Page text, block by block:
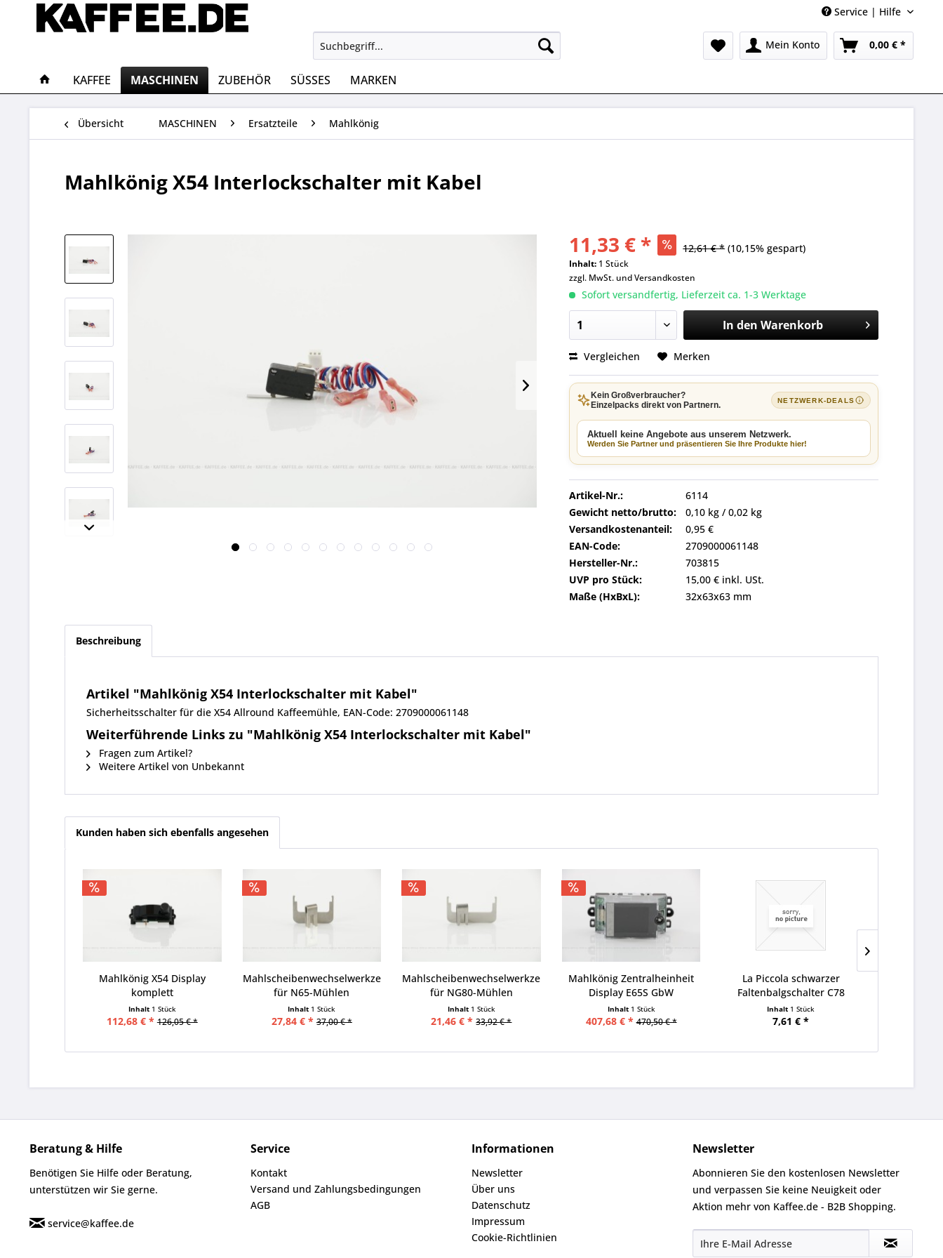
Service | Hilfe
Mein Konto 0,00 € *
KAFFEE MASCHINEN ZUBEHÖR SÜSSES MARKEN
Übersicht MASCHINEN Ersatzteile Mahlkönig
Mahlkönig X54 Interlockschalter mit Kabel
11,33 € * 12,61 € * (10,15% gespart)
Inhalt: 1 Stück
zzgl. MwSt. undVersandkosten
Sofort versandfertig, Lieferzeit ca. 1-3 Werktage
In den Warenkorb
Vergleichen Merken
Kein Großverbraucher?
Einzelpacks direkt von Partnern.
NETZWERK-DEALS
Aktuell keine Angebote aus unserem Netzwerk.
Werden Sie Partner und präsentieren Sie Ihre Produkte hier!
Artikel-Nr.:
6114
Gewicht netto/brutto:
0,10 kg / 0,02 kg
Versandkostenanteil:
0,95 €
EAN-Code:
2709000061148
Hersteller-Nr.:
703815
UVP pro Stück:
15,00 € inkl. USt.
Maße (HxBxL):
32x63x63 mm
Beschreibung
Artikel "Mahlkönig X54 Interlockschalter mit Kabel"
Sicherheitsschalter für die X54 Allround Kaffeemühle, EAN-Code: 2709000061148
Weiterführende Links zu "Mahlkönig X54 Interlockschalter mit Kabel"
Fragen zum Artikel?
Weitere Artikel von Unbekannt
Kunden haben sich ebenfalls angesehen
Mahlkönig X54 Display
komplett
Inhalt 1 Stück
112,68 € * 126,05 € *
Mahlscheibenwechselwerkzeug
für N65-Mühlen
Inhalt 1 Stück
27,84 € * 37,00 € *
Mahlscheibenwechselwerkzeug
für NG80-Mühlen
Inhalt 1 Stück
21,46 € * 33,92 € *
Mahlkönig Zentralheinheit
Display E65S GbW
Inhalt 1 Stück
407,68 € * 470,50 € *
La Piccola schwarzer
Faltenbalgschalter C78
Inhalt 1 Stück
7,61 € *
Beratung & Hilfe
Benötigen Sie Hilfe oder Beratung,
unterstützen wir Sie gerne.
service@kaffee.de
Service
Kontakt
Versand und Zahlungsbedingungen
AGB
Informationen
Newsletter
Über uns
Datenschutz
Impressum
Cookie-Richtlinien
Newsletter
Abonnieren Sie den kostenlosen Newsletter
und verpassen Sie keine Neuigkeit oder
Aktion mehr von Kaffee.de - B2B Shopping.